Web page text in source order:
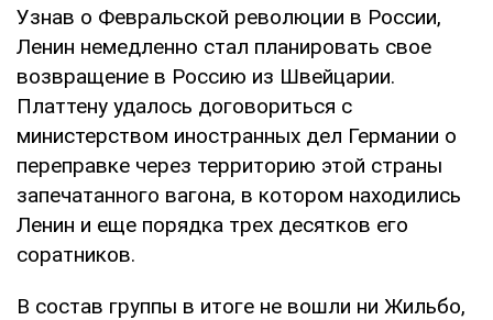
Узнав о Февральской революции в России,
Ленин немедленно стал планировать свое
возвращение в Россию из Швейцарии.
Платтену удалось договориться с
министерством иностранных дел Германии о
переправке через территорию этой страны
запечатанного вагона, в котором находились
Ленин и еще порядка трех десятков его
соратников.
В состав группы в итоге не вошли ни Жильбо,